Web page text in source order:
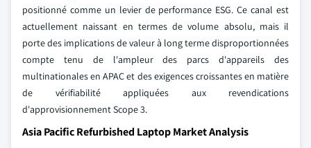
positionné comme un levier de performance ESG. Ce canal est
actuellement naissant en termes de volume absolu, mais il
porte des implications de valeur à long terme disproportionnées
compte tenu de l'ampleur des parcs d'appareils des
multinationales en APAC et des exigences croissantes en matière
de vérifiabilité appliquées aux revendications
d'approvisionnement Scope 3.
Asia Pacific Refurbished Laptop Market Analysis